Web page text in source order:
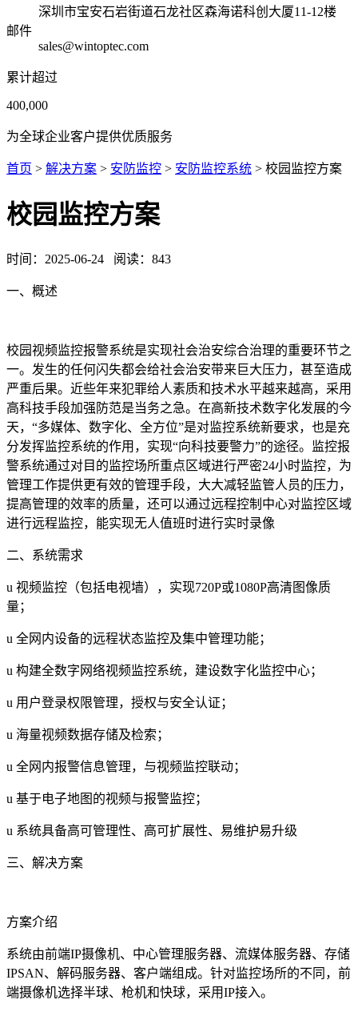
深圳市宝安石岩街道石龙社区森海诺科创大厦11-12楼
邮件
sales@wintoptec.com
累计超过
400,000
为全球企业客户提供优质服务
首页 > 解决方案 > 安防监控 > 安防监控系统 > 校园监控方案
校园监控方案
时间： 2025-06-24 阅读： 843
一、概述
校园视频监控报警系统是实现社会治安综合治理的重要环节之
一。发生的任何闪失都会给社会治安带来巨大压力，甚至造成
严重后果。近些年来犯罪给人素质和技术水平越来越高，采用
高科技手段加强防范是当务之急。在高新技术数字化发展的今
天，“多媒体、数字化、全方位”是对监控系统新要求，也是充
分发挥监控系统的作用，实现“向科技要警力”的途径。监控报
警系统通过对目的监控场所重点区域进行严密24小时监控，为
管理工作提供更有效的管理手段，大大减轻监管人员的压力，
提高管理的效率的质量，还可以通过远程控制中心对监控区域
进行远程监控，能实现无人值班时进行实时录像
二、系统需求
u 视频监控（包括电视墙），实现720P或1080P高清图像质
量；
u 全网内设备的远程状态监控及集中管理功能；
u 构建全数字网络视频监控系统，建设数字化监控中心；
u 用户登录权限管理，授权与安全认证；
u 海量视频数据存储及检索；
u 全网内报警信息管理，与视频监控联动；
u 基于电子地图的视频与报警监控；
u 系统具备高可管理性、高可扩展性、易维护易升级
三、解决方案
方案介绍
系统由前端IP摄像机、中心管理服务器、流媒体服务器、存储
IPSAN、解码服务器、客户端组成。针对监控场所的不同，前
端摄像机选择半球、枪机和快球，采用IP接入。